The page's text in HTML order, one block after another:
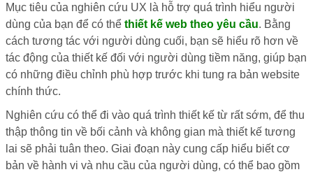
Mục tiêu của nghiên cứu UX là hỗ trợ quá trình hiểu người
dùng của bạn để có thể thiết kế web theo yêu cầu. Bằng
cách tương tác với người dùng cuối, bạn sẽ hiểu rõ hơn về
tác động của thiết kế đối với người dùng tiềm năng, giúp bạn
có những điều chỉnh phù hợp trước khi tung ra bản website
chính thức.
Nghiên cứu có thể đi vào quá trình thiết kế từ rất sớm, để thu
thập thông tin về bối cảnh và không gian mà thiết kế tương
lai sẽ phải tuân theo. Giai đoạn này cung cấp hiểu biết cơ
bản về hành vi và nhu cầu của người dùng, có thể bao gồm